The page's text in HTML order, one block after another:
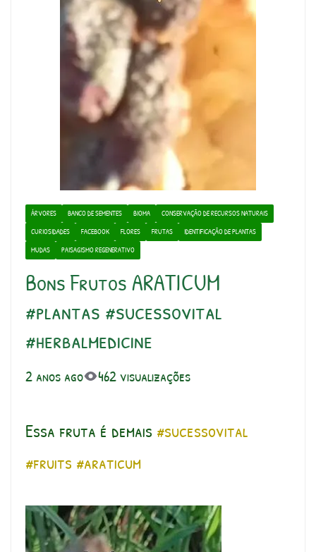
ÁRVORES BANCO DE SEMENTES BIOMA
CONSERVAÇÃO DE RECURSOS NATURAIS
CURIOSIDADES
FACEBOOK FLORES FRUTAS
IDENTIFICAÇÃO DE PLANTAS
MUDAS
PAISAGISMO REGENERATIVO
Bons Frutos ARATICUM
#plantas #sucessovital
#herbalmedicine
2 anos ago 462 visualizações
Essa fruta é demais #sucessovital
#fruits #araticum